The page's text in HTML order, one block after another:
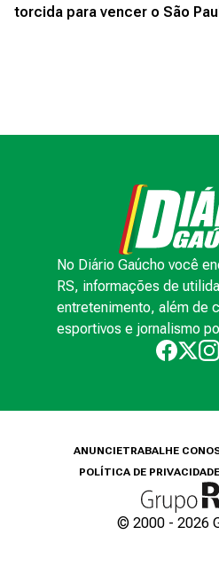
torcida para vencer o São
No Diário Gaúcho você
RS, informações de
entretenimento, além de
esportivos e jornalismo
ANUNCIETRABALHE
POLÍTICA DE PRIVACIDADE
© 2000 - 2026